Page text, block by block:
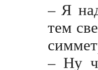
– Я
тем
– Ну